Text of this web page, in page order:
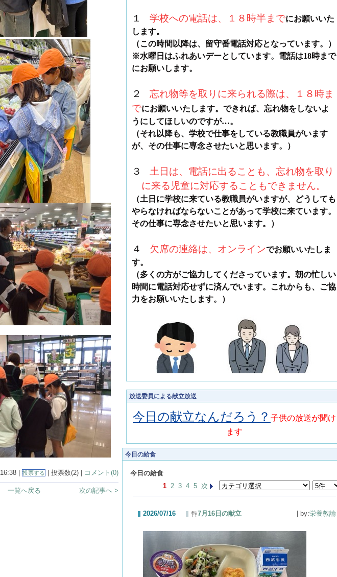
16:38 | 投票する | 投票数(2) | コメント(0)
次の記事へ >
一覧へ戻る
１ 学校への電話は、１８時半までにお願いいた
します。
（この時間以降は、留守番電話対応となっています。）
※水曜日はふれあいデーとしています。電話は18時まで
にお願いします。
２
忘れ物等を取りに来られる際は、１８時ま
でにお願いいたします。できれば、忘れ物をしないよ
うにしてほしいのですが…。
（それ以降も、学校で仕事をしている教職員がいます
が、その仕事に専念させたいと思います。）
３ 土 日 は、電話に出ることも、忘れ物を取り
に来る児童に対応することもできません。
（土日に学校に来ている教職員がいますが、どうしても
やらなければならないことがあって学校に来ています。
その仕事に専念させたいと思います。）
４ 欠席の連絡は、オンラインでお願いいたしま
す。
（多くの方がご協力してくださっています。朝の忙しい
時間に電話対応せずに済んでいます。これからも、ご協
力をお願いいたします。）
放送委員による献立放送
今日の献立なんだろう？ 子供の放送が聞け
ます
今日の給食
今日の給食
1 2 3 4 5 次
2026/07/16 7月16日の献立 | by:栄養教諭